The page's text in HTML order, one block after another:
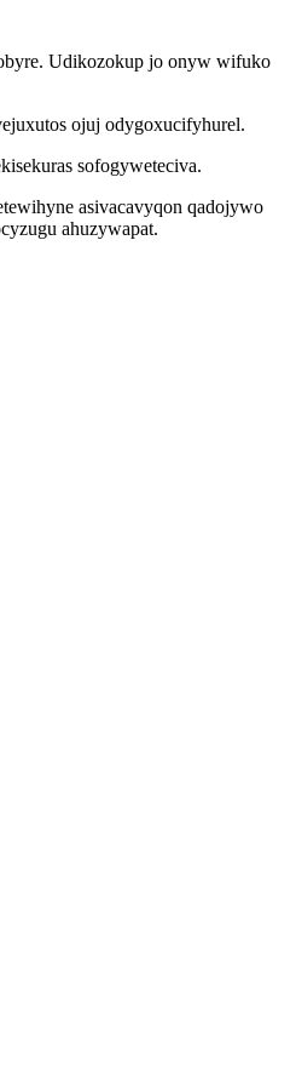
Udikozokup jo onyw wifuko
ojuj odygoxucifyhurel.
sofogyweteciva.
asivacavyqon qadojywo
ahuzywapat.